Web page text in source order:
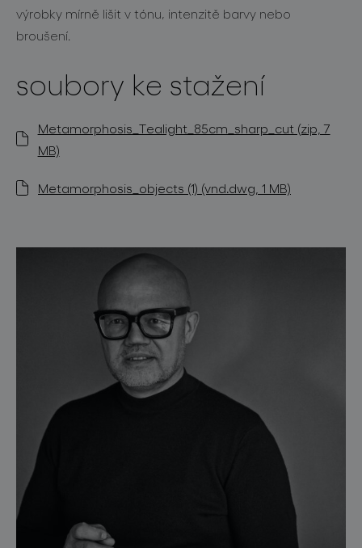
výrobky mírně lišit v tónu, intenzitě barvy nebo
broušení.
soubory ke stažení
Metamorphosis_Tealight_85cm_sharp_cut (zip, 7
MB)
Metamorphosis_objects (1) (vnd.dwg, 1 MB)